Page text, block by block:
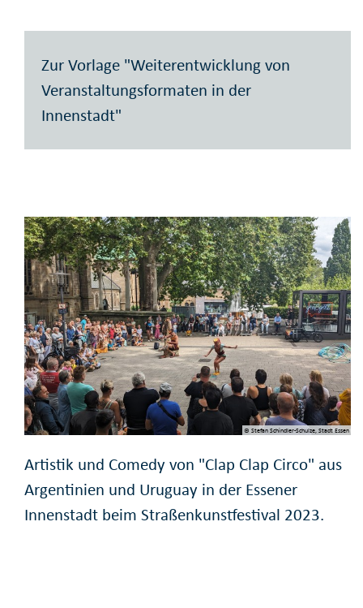
Zur Vorlage "Weiterentwicklung von
Veranstaltungsformaten in der
Innenstadt"
© Stefan Schindler-Schulze, Stadt Essen
Artistik und Comedy von "Clap Clap Circo" aus
Argentinien und Uruguay in der Essener
Innenstadt beim Straßenkunstfestival 2023.